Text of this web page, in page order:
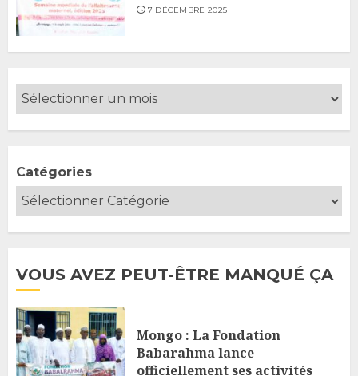
7 DÉCEMBRE 2025
Catégories
VOUS AVEZ PEUT-ÊTRE MANQUÉ ÇA
Mongo : La Fondation
Babarahma lance
officiellement ses activités